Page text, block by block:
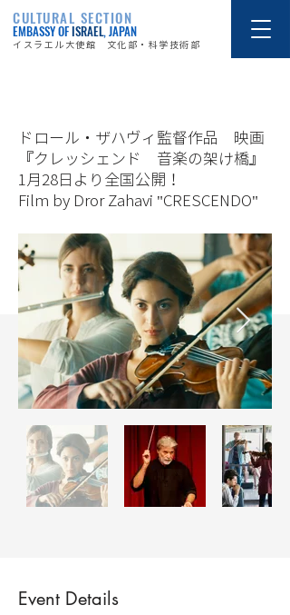
CULTURAL SECTION
EMBASSY OFISRAEL, JAPAN
イスラエル大使館 文化部・科学技術部
ドロール・ザハヴィ監督作品 映画
『クレッシェンド 音楽の架け橋』
1月28日より全国公開！
Film by Dror Zahavi "CRESCENDO"
Event Details